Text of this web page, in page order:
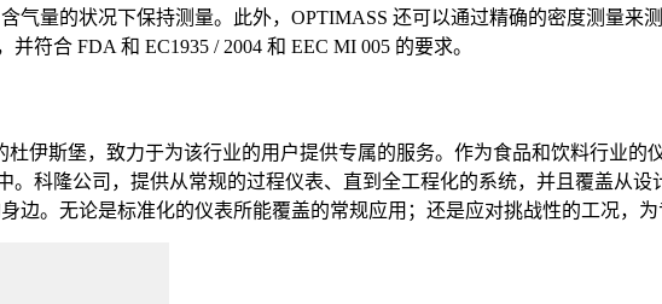
气量的状况下保持测量。此外，OPTIMASS 还可以通过精确的密度测量来
符合 FDA 和 EC1935 / 2004 和 EEC MI 005 的要求。
伊斯堡，致力于为该行业的用户提供专属的服务。作为食品和饮料行业的
。科隆公司，提供从常规的过程仪表、直到全工程化的系统，并且覆盖从
边。无论是标准化的仪表所能覆盖的常规应用；还是应对挑战性的工况，